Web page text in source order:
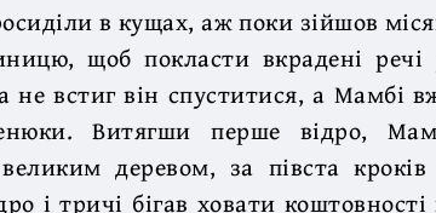
в кущах, аж поки зійшов
щоб покласти вкрадені речі
не встиг він спуститися, а Мамбі
Витягши перше відро,
деревом, за півста
і тричі бігав ховати